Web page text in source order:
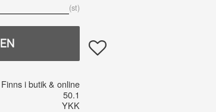
st
Lägg till i favoriter
50.1
YKK